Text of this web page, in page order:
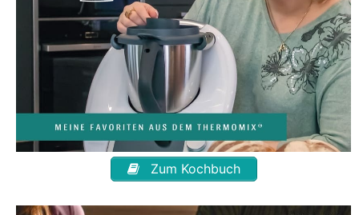
Zum Kochbuch